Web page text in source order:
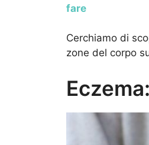
fare
Cerchiamo di
zone del corpo